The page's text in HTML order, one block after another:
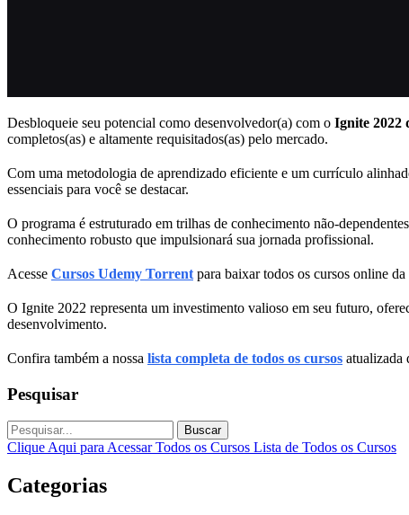
Desbloqueie seu potencial como desenvolvedor(a) com o Ignite 2022
completos(as) e altamente requisitados(as) pelo mercado.
Com uma metodologia de aprendizado eficiente e um currículo
essenciais para você se destacar.
O programa é estruturado em trilhas de conhecimento não-
conhecimento robusto que impulsionará sua jornada profissional.
Acesse Cursos Udemy Torrent para baixar todos os cursos online da
O Ignite 2022 representa um investimento valioso em seu futuro,
desenvolvimento.
Confira também a nossa lista completa de todos os cursos atualizada
Pesquisar
Buscar
Clique Aqui para Acessar Todos os Cursos Lista de Todos os Cursos
Categorias